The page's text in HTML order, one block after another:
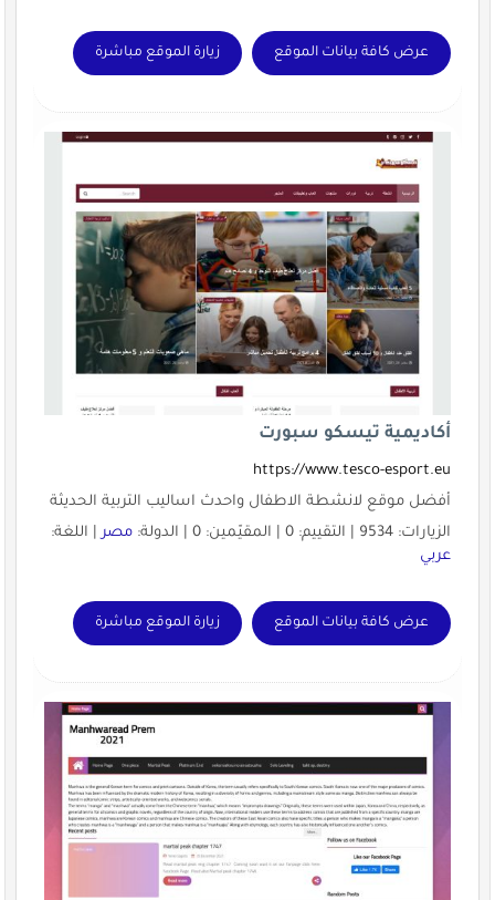
عرض كافة بيانات الموقع زيارة الموقع مباشرة
أكاديمية تيسكو سبورت
https://www.tesco-esport.eu
أفضل موقع لانشطة الاطفال واحدث اساليب التربية الحديثة
الزيارات: 9534 | التقييم: 0 | المقيّمين: 0 | الدولة:
مصر| اللغة:
عربي
عرض كافة بيانات الموقع زيارة الموقع مباشرة